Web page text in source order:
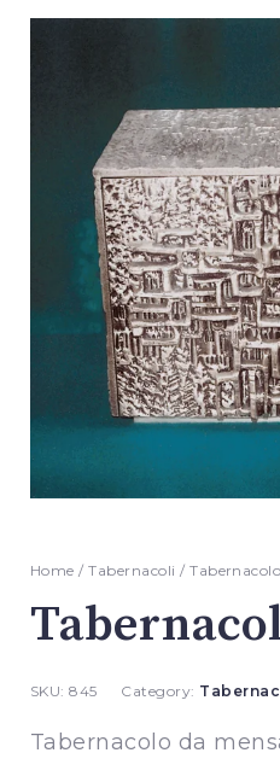
Home /Tabernacoli / Tabernacolo
SKU:845 Category:
Tabernacolo da